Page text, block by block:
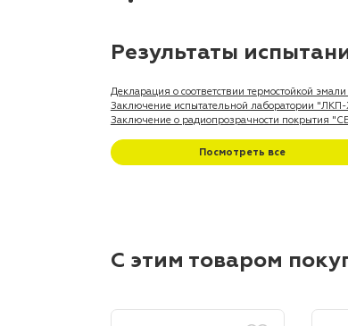
Результаты
Декларация о соответствии термостойкой
Заключение испытательной лаборатории
Заключение о радиопрозрачности покрытия
Посмотреть все
С этим товаром